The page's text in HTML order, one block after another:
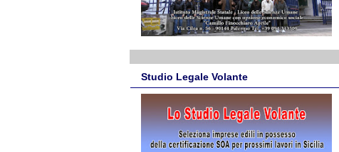
Studio Legale Volante